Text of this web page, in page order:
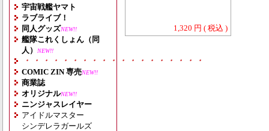
宇宙戦艦ヤマト
ラブライブ！
同人グッズNEW!!
艦隊これくしょん（同
人）
NEW!!
・・・・・・・・・・・・・・・・・・・
COMIC ZIN 専売NEW!!
商業誌
オリジナルNEW!!
ニンジャスレイヤー
アイドルマスター
シンデレラガールズ
1,320 円 ( 税込 )